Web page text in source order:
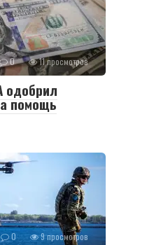
0 11 просмотров
одобрил
помощь
0 9 просмотров